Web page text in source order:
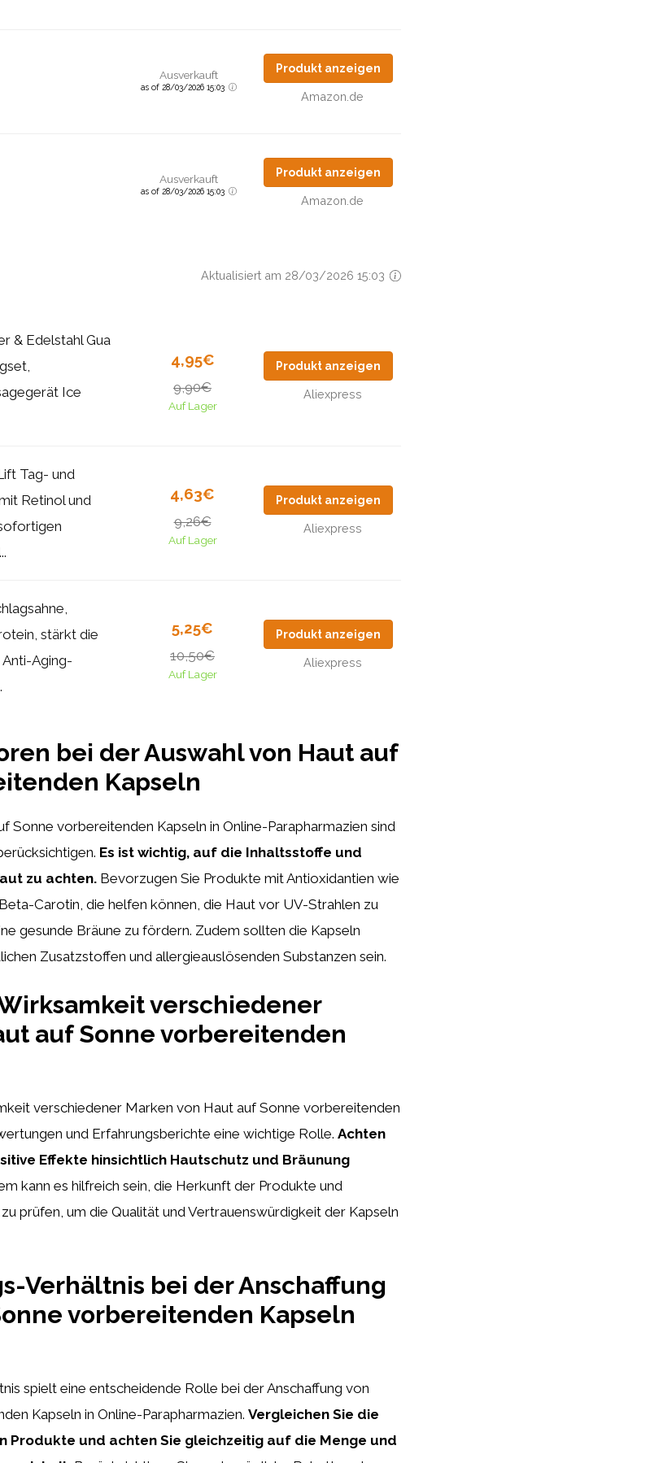
Ausverkauft
as of 28/03/2026 15:03
Produkt anzeigen
Amazon.de
Ausverkauft
as of 28/03/2026 15:03
Produkt anzeigen
Amazon.de
Aktualisiert am 28/03/2026 15:03
& Edelstahl Gua
Ice
4,95€
9,90€
Auf Lager
Produkt anzeigen
Aliexpress
Tag- und
Retinol und
4,63€
9,26€
Auf Lager
Produkt anzeigen
Aliexpress
stärkt die
Aging-
5,25€
10,50€
Auf Lager
Produkt anzeigen
Aliexpress
bei der Auswahl von Haut auf
Kapseln
Sonne vorbereitenden Kapseln in Online-Parapharmazien sind
Es ist wichtig, auf die Inhaltsstoffe und
zu achten. Bevorzugen Sie Produkte mit Antioxidantien wie
Carotin, die helfen können, die Haut vor UV-Strahlen zu
gesunde Bräune zu fördern. Zudem sollten die Kapseln
Zusatzstoffen und allergieauslösenden Substanzen sein.
verschiedener
auf Sonne vorbereitenden
verschiedener Marken von Haut auf Sonne vorbereitenden
und Erfahrungsberichte eine wichtige Rolle. Achten
Effekte hinsichtlich Hautschutz und Bräunung
kann es hilfreich sein, die Herkunft der Produkte und
prüfen, um die Qualität und Vertrauenswürdigkeit der Kapseln
Verhältnis bei der Anschaffung
vorbereitenden Kapseln
spielt eine entscheidende Rolle bei der Anschaffung von
Kapseln in Online-Parapharmazien. Vergleichen Sie die
Produkte und achten Sie gleichzeitig auf die Menge und